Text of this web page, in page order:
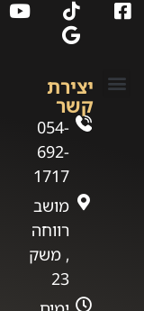
יצירת
קשר
054-
692-
1717
מושב
רווחה
, משק
23